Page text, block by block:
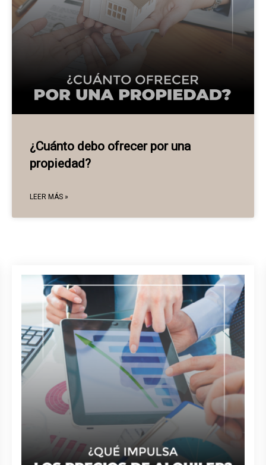
¿Cuánto debo ofrecer por una
propiedad?
LEER MÁS »